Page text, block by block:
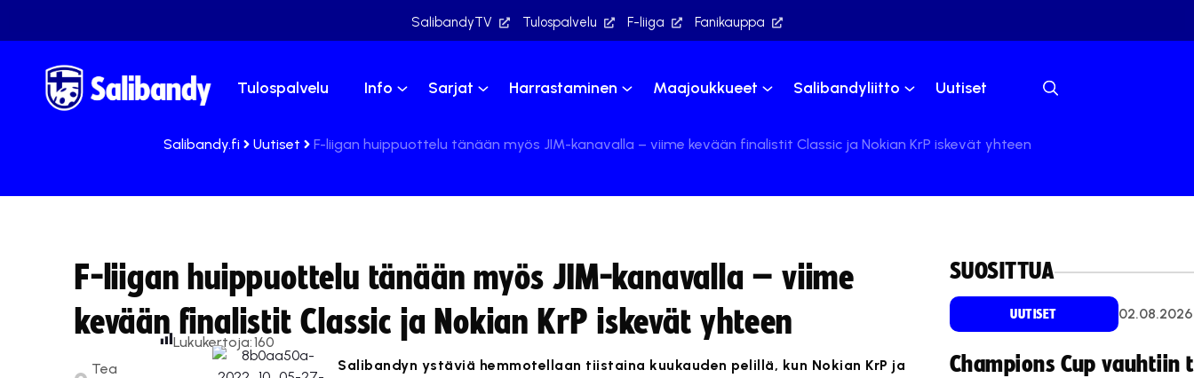
SalibandyTV Tulospalvelu F-liiga Fanikauppa
Tulospalvelu Info Sarjat Harrastaminen Maajoukkueet Salibandyliitto Uutiset
Salibandy.fi Uutiset F-liigan huippuottelu tänään myös JIM-kanavalla – viime kevään finalistit Classic ja Nokian KrP iskevät yhteen
F-liigan huippuottelu tänään myös JIM-kanavalla – viime
kevään finalistit Classic ja Nokian KrP iskevät yhteen
Tea
Lukukertoja:160
Salibandyn ystäviä hemmotellaan tiistaina kuukauden pelillä, kun Nokian KrP ja
SUOSITTUA
UUTISET 02.08.2026
Champions Cup vauhtiin